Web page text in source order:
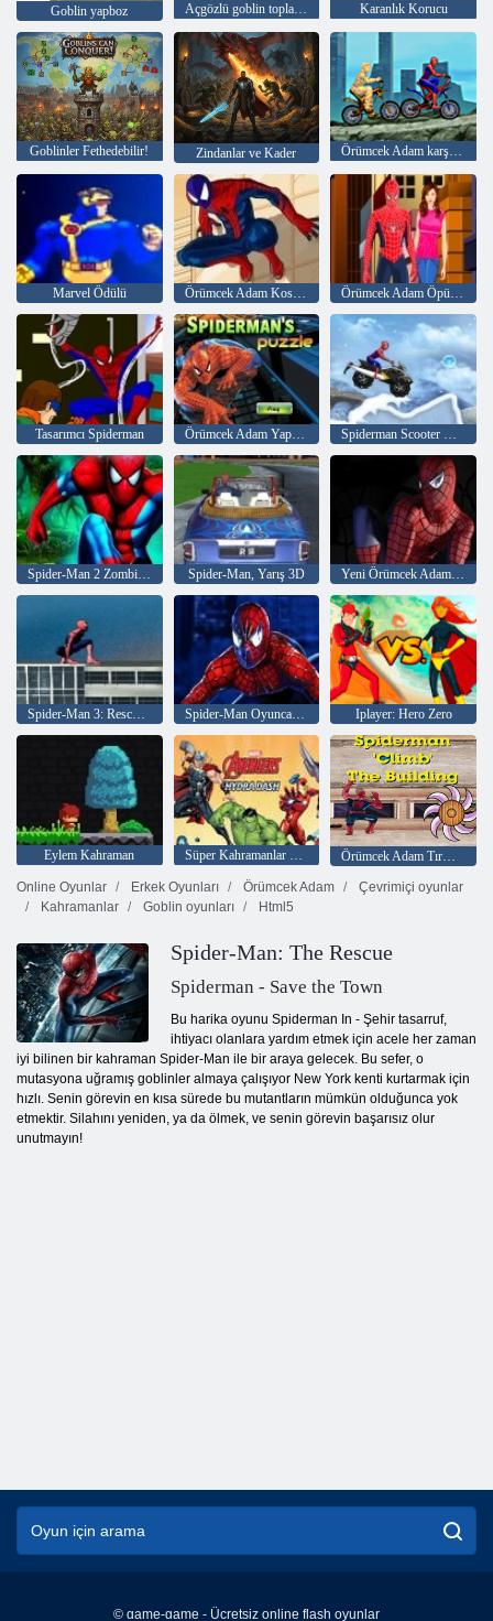
Goblin yapboz Açgözlü goblin toplama paraları oyunu Karanlık Korucu
Goblinler Fethedebilir! Zindanlar ve Kader Örümcek Adam karşı Sandy adam
Marvel Ödülü Örümcek Adam Kostüm Örümcek Adam Öpücük
Tasarımcı Spiderman Örümcek Adam Yapboz
Spider-Man 2 Zombie Escape Spider-Man, Yarış 3D Yeni Örümcek Adam Bisikletler
Spider-Man 3: Rescue Mary Jane Spider-Man Oyuncak Transporter Iplayer: Hero Zero
Eylem Kahraman Süper Kahramanlar Yenilmezler Hydra Dash
Örümcek Adam Tırmanış Binası
Online Oyunlar
Erkek Oyunları Örümcek Adam
Çevrimiçi oyunlar
Kahramanlar
Goblin oyunları Html5
Spider-Man: The Rescue
Spiderman - Save the Town
Bu harika oyunu Spiderman In - Şehir tasarruf,
ihtiyacı olanlara yardım etmek için acele her zaman
iyi bilinen bir kahraman Spider-Man ile bir araya gelecek. Bu sefer, o
mutasyona uğramış goblinler almaya çalışıyor New York kenti kurtarmak için
hızlı. Senin görevin en kısa sürede bu mutantların mümkün olduğunca yok
etmektir. Silahını yeniden, ya da ölmek, ve senin görevin başarısız olur
unutmayın!
© game-game - Ücretsiz online flash oyunlar